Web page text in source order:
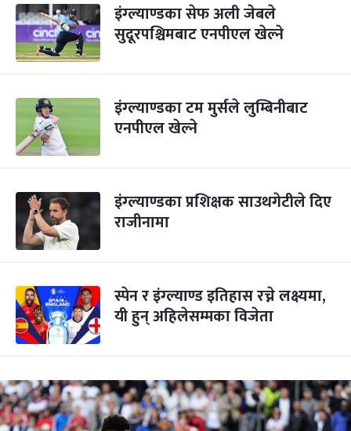
इंग्ल्याण्डका सेफ अली जेबले
सुदूरपश्चिमबाट एनपीएल खेल्ने
इंग्ल्याण्डका टम मुर्सले लुम्बिनीबाट
एनपीएल खेल्ने
इंग्ल्याण्डका प्रशिक्षक साउथगेटीले दिए
राजीनामा
स्पेन र इंग्ल्याण्ड इतिहास रच्ने लक्ष्यमा,
यी हुन् अहिलेसम्मका विजेता